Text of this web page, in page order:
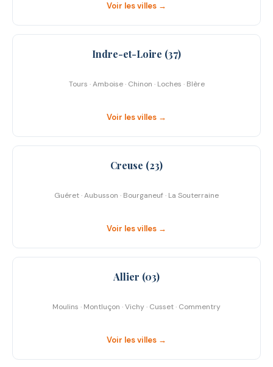
Voir les villes →
Indre-et-Loire (37)
Tours · Amboise · Chinon · Loches · Blère
Voir les villes →
Creuse (23)
Guéret · Aubusson · Bourganeuf · La Souterraine
Voir les villes →
Allier (03)
Moulins · Montluçon · Vichy · Cusset · Commentry
Voir les villes →